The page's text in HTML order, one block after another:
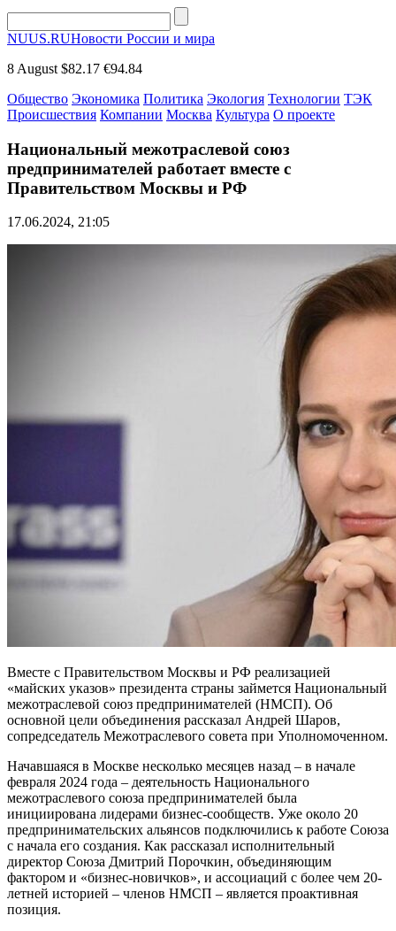
NUUS.RUНовости России и мира
8 August $82.17 €94.84
Общество Экономика Политика Экология Технологии ТЭК
Происшествия Компании Москва Культура О проекте
Национальный межотраслевой союз
предпринимателей работает вместе с
Правительством Москвы и РФ
17.06.2024, 21:05
Вместе с Правительством Москвы и РФ реализацией
«майских указов» президента страны займется Национальный
межотраслевой союз предпринимателей (НМСП). Об
основной цели объединения рассказал Андрей Шаров,
сопредседатель Межотраслевого совета при Уполномоченном.
Начавшаяся в Москве несколько месяцев назад – в начале
февраля 2024 года – деятельность Национального
межотраслевого союза предпринимателей была
инициирована лидерами бизнес-сообществ. Уже около 20
предпринимательских альянсов подключились к работе Союза
с начала его создания. Как рассказал исполнительный
директор Союза Дмитрий Порочкин, объединяющим
фактором и «бизнес-новичков», и ассоциаций с более чем 20-
летней историей – членов НМСП – является проактивная
позиция.